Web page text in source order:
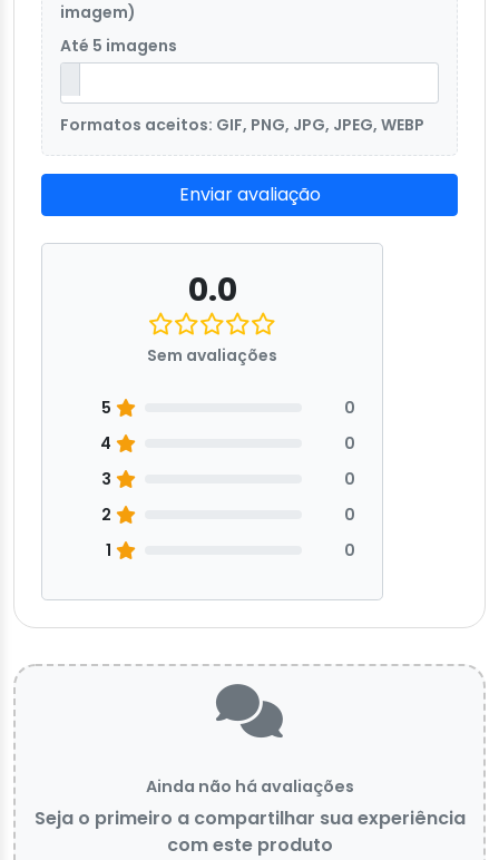
imagem)
Até 5 imagens
Formatos aceitos: GIF, PNG, JPG, JPEG, WEBP
Enviar avaliação
0.0
Sem avaliações
5
0
4
0
3
0
2
0
1
0
Ainda não há avaliações
Seja o primeiro a compartilhar sua experiência
com este produto